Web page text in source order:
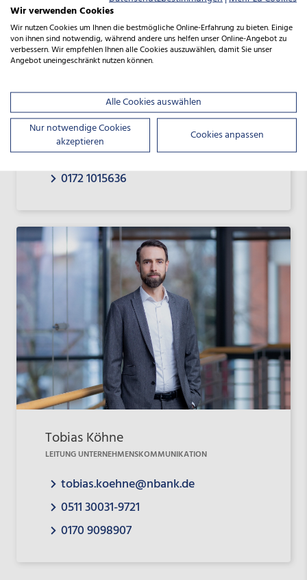
Heinke Traeger
PRESSESPRECHERIN
heinke.traeger@nbank.de
0511 30031-8407
0172 1015636
Tobias Köhne
LEITUNG UNTERNEHMENSKOMMUNIKATION
tobias.koehne@nbank.de
0511 30031-9721
0170 9098907
Wir verwenden Cookies
Wir nutzen Cookies um Ihnen die bestmögliche Online-Erfahrung zu bieten. Einige
von ihnen sind notwendig, während andere uns helfen unser Online-Angebot zu
verbessern. Wir empfehlen Ihnen alle Cookies auszuwählen, damit Sie unser
Angebot uneingeschränkt nutzen können.
Alle Cookies auswählen
Nur notwendige Cookies
akzeptieren
Cookies anpassen